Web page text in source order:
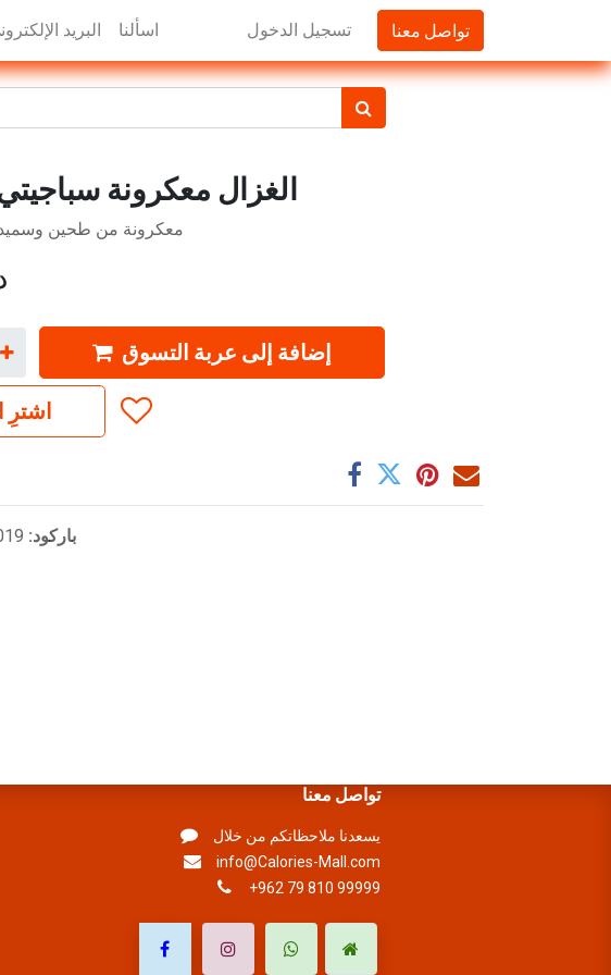
البريد اسألنا تسجيل الدخول تواصل معنا
الغزال معكرونة سباجيتي 300
معكرونة من طحين وسميد
إضافة إلى عربة التسوق
اشترِ
باركود:
تواصل معنا
يسعدنا ملاحظاتكم من خلال
info@Calories-Mall.com
+962 79 810 99999